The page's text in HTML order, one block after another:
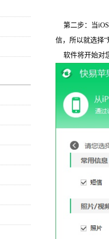
第二步：当iOS
信，所以就选择
软件将开始对